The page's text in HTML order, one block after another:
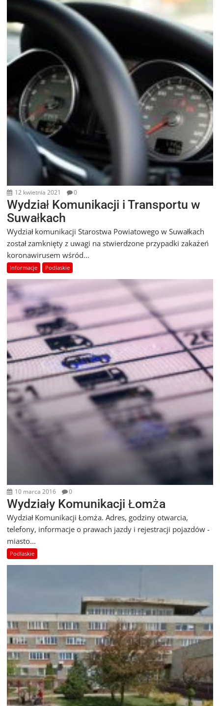
12 kwietnia 2021 0
Wydział Komunikacji i Transportu w
Suwałkach
Wydział komunikacji Starostwa Powiatowego w Suwałkach
został zamknięty z uwagi na stwierdzone przypadki zakażeń
koronawirusem wśród...
Informacje Podlaskie
10 marca 2016 0
Wydziały Komunikacji Łomża
Wydział Komunikacji Łomża. Adres, godziny otwarcia,
telefony, informacje o prawach jazdy i rejestracji pojazdów -
miasto...
Podlaskie